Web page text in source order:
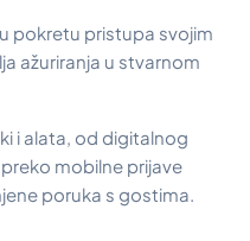
pokretu pristupa svojim
ažuriranja u stvarnom
i alata, od digitalnog
mobilne prijave
poruka s gostima.